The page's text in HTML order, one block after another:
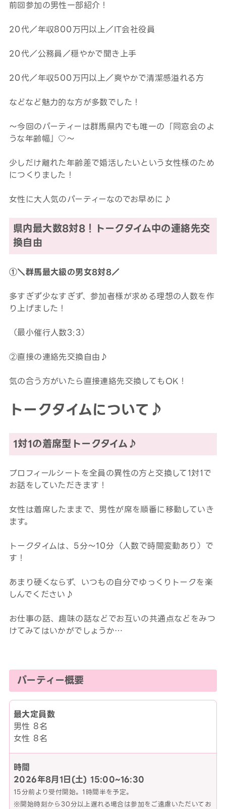
前回参加の男性一部紹介！
20代／年収800万円以上／IT会社役員
20代／公務員／穏やかで聞き上手
20代／年収500万円以上／爽やかで清潔感溢れる方
などなど魅力的な方が多数でした！
～今回のパーティーは群馬県内でも唯一の「同窓会のよ
うな年齢幅」♡～
少しだけ離れた年齢差で婚活したいという女性様のため
につくりました！
女性に大人気のパーティーなのでお早めに♪
県内最大数8対8！トークタイム中の連絡先交
換自由
①＼群馬最大級の男女8対8／
多すぎず少なすぎず、参加者様が求める理想の人数を作
り上げました！
（最小催行人数3:3）
②直接の連絡先交換自由♪
気の合う方がいたら直接連絡先交換してもOK！
トークタイムについて♪
1対1の着席型トークタイム♪
プロフィールシートを全員の異性の方と交換して1対1で
お話をしていただきます！
女性は着席したままで、男性が席を順番に移動していき
ます。
トークタイムは、5分～10分（人数で時間変動あり）で
す！
あまり硬くならず、いつもの自分でゆっくりトークを楽
しんでください♪
お仕事の話、趣味の話などでお互いの共通点などをみつ
けてみてはいかがでしょうか…
パーティー概要
最大定員数
男性 8名
女性 8名
時間
2026年8月1日(土)15:00~16:30
15分前より受付開始。1時間半を予定。
※開始時刻から30分以上遅れる場合は参加をご遠慮いただいてお